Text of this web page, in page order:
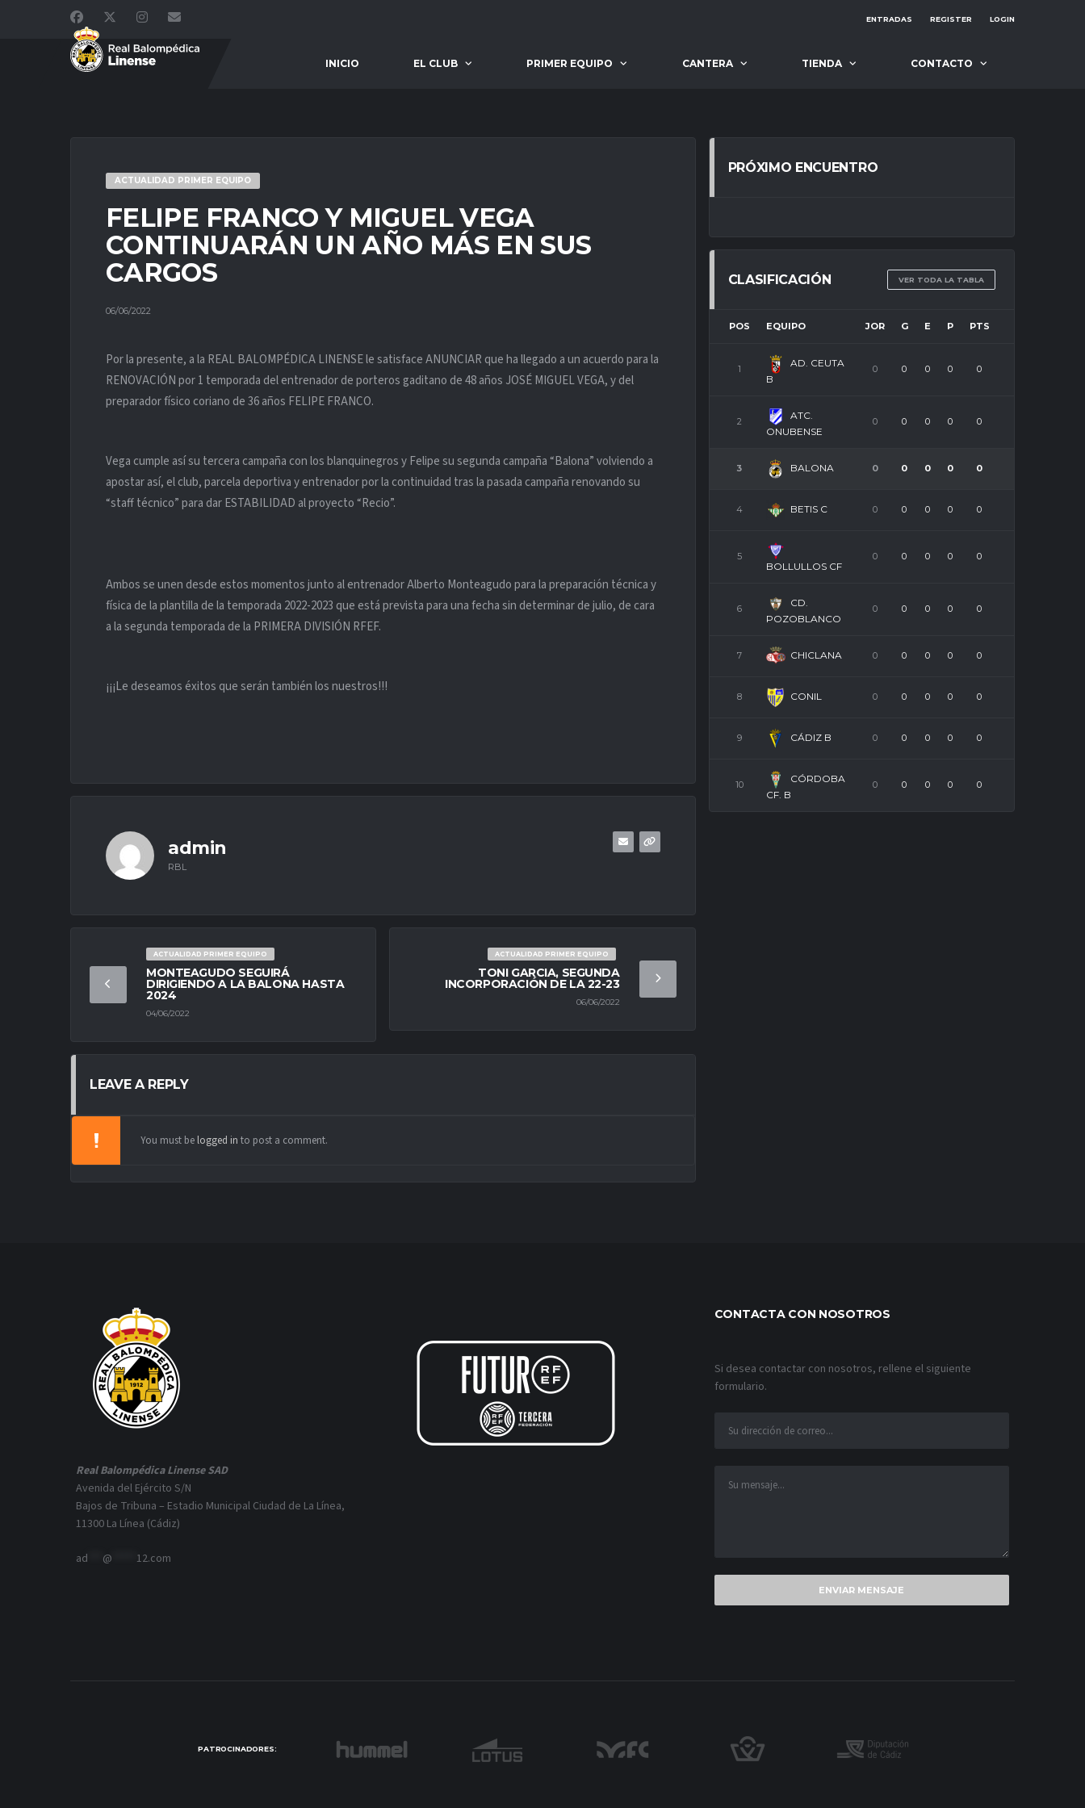
ENTRADAS REGISTER LOGIN
INICIO EL CLUB PRIMER EQUIPO CANTERA TIENDA CONTACTO
ACTUALIDAD PRIMER EQUIPO
FELIPE FRANCO Y MIGUEL VEGA
CONTINUARÁN UN AÑO MÁS EN SUS
CARGOS
06/06/2022
Por la presente, a la REAL BALOMPÉDICA LINENSE le satisface ANUNCIAR que ha llegado a un acuerdo para la
RENOVACIÓN por 1 temporada del entrenador de porteros gaditano de 48 años JOSÉ MIGUEL VEGA, y del
preparador físico coriano de 36 años FELIPE FRANCO.
Vega cumple así su tercera campaña con los blanquinegros y Felipe su segunda campaña “Balona” volviendo a
apostar así, el club, parcela deportiva y entrenador por la continuidad tras la pasada campaña renovando su
“staff técnico” para dar ESTABILIDAD al proyecto “Recio”.
Ambos se unen desde estos momentos junto al entrenador Alberto Monteagudo para la preparación técnica y
física de la plantilla de la temporada 2022-2023 que está prevista para una fecha sin determinar de julio, de cara
a la segunda temporada de la PRIMERA DIVISIÓN RFEF.
¡¡¡Le deseamos éxitos que serán también los nuestros!!!
admin
RBL
ACTUALIDAD PRIMER EQUIPO
MONTEAGUDO SEGUIRÁ
DIRIGIENDO A LA BALONA HASTA
2024
04/06/2022
ACTUALIDAD PRIMER EQUIPO
TONI GARCIA, SEGUNDA
INCORPORACIÓN DE LA 22-23
06/06/2022
LEAVE A REPLY
You must be logged in to post a comment.
PRÓXIMO ENCUENTRO
CLASIFICACIÓN VER TODA LA TABLA
POS EQUIPO JOR G E P PTS
1
AD. CEUTA
B
0 0 0 0 0
2
ATC.
ONUBENSE
0 0 0 0 0
3 BALONA 0 0 0 0 0
4 BETIS C 0 0 0 0 0
5
BOLLULLOS CF
0 0 0 0 0
6
CD.
POZOBLANCO
0 0 0 0 0
7 CHICLANA 0 0 0 0 0
8 CONIL 0 0 0 0 0
9 CÁDIZ B 0 0 0 0 0
10
CÓRDOBA
CF. B
0 0 0 0 0
Real Balompédica Linense SAD
Avenida del Ejército S/N
Bajos de Tribuna – Estadio Municipal Ciudad de La Línea,
11300 La Línea (Cádiz)
ad @ 12.com
CONTACTA CON NOSOTROS
Si desea contactar con nosotros, rellene el siguiente
formulario.
PATROCINADORES: